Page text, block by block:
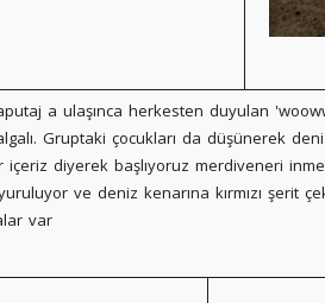
a ulaşınca herkesten duyulan
Gruptaki çocukları da düşünerek
içeriz diyerek başlıyoruz merdiveneri
ve deniz kenarına kırmızı şerit
var